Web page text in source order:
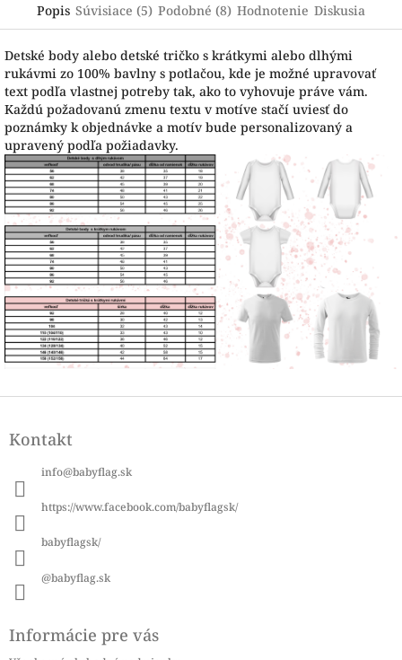
Popis Súvisiace (5) Podobné (8) Hodnotenie Diskusia
Detské body alebo detské tričko s krátkymi alebo dlhými
rukávmi zo 100% bavlny s potlačou, kde je možné upravovať
text podľa vlastnej potreby tak, ako to vyhovuje práve vám.
Každú požadovanú zmenu textu v motíve stačí uviesť do
poznámky k objednávke a motív bude personalizovaný a
upravený podľa požiadavky.
Z
pKontakt
info@babyflag.sk
https://www.facebook.com/babyflagsk/
babyflagsk/
@babyflag.sk
Informácie pre vás